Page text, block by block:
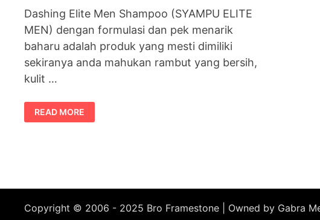
Dashing Elite Men Shampoo (SYAMPU ELITE
MEN) dengan formulasi dan pek menarik
baharu adalah produk yang mesti dimiliki
sekiranya anda mahukan rambut yang bersih,
kulit …
DASHING
ELITE
MEN
READ MORE
Copyright © 2006 - 2025 Bro Framestone | Owned by Gabra